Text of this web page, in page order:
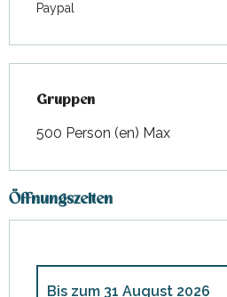
Paypal
Gruppen
Gruppen
500 Person (en) Max
Öffnungszeiten
Bis zum 31 August 2026